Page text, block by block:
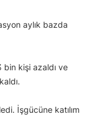
aylık bazda
bin kişi azaldı ve
İşgücüne katılım